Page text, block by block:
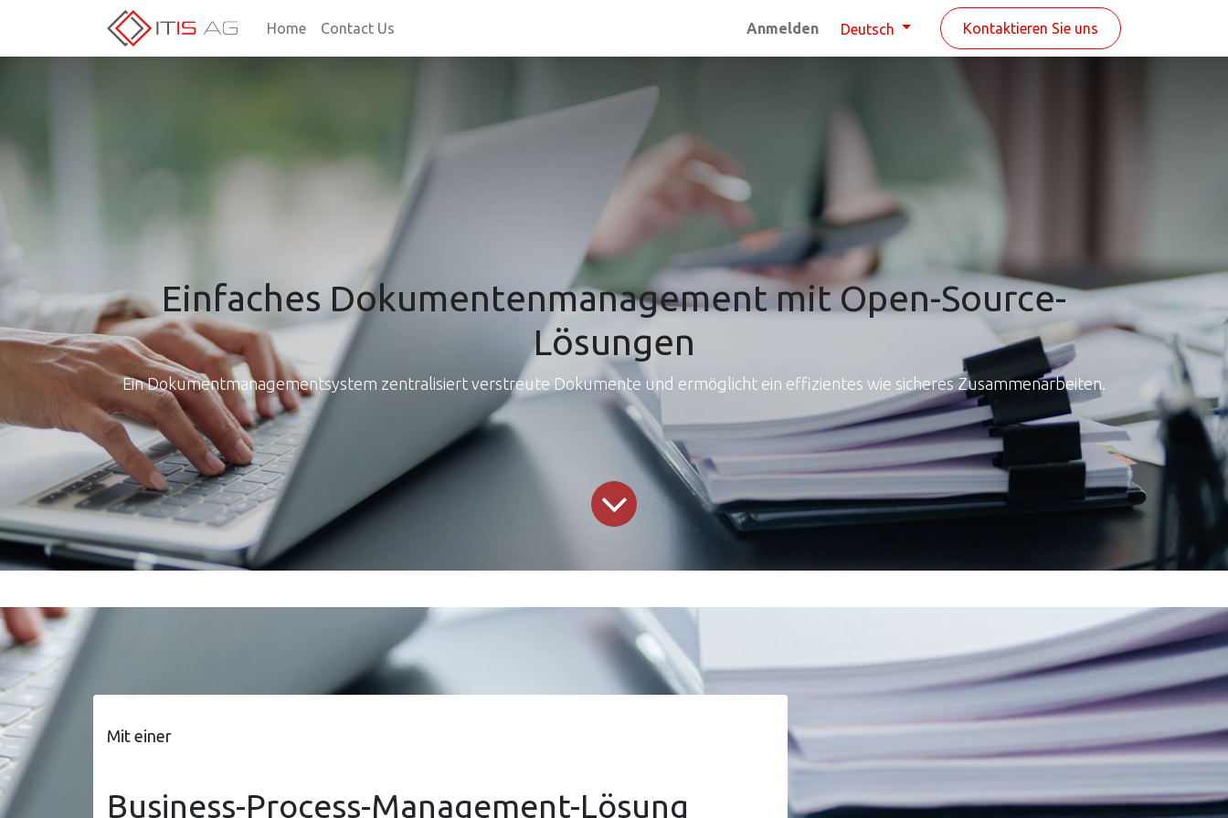
Home Contact Us Anmelden Deutsch Kontaktieren Sie uns
Einfaches Dokumentenmanagement mit Open-Source-
Lösungen
Ein Dokumentmanagementsystem zentralisiert verstreute Dokumente und ermöglicht ein effizientes wie sicheres Zusammenarbeiten.
Mit einer
Business-Process-Management-Lösung